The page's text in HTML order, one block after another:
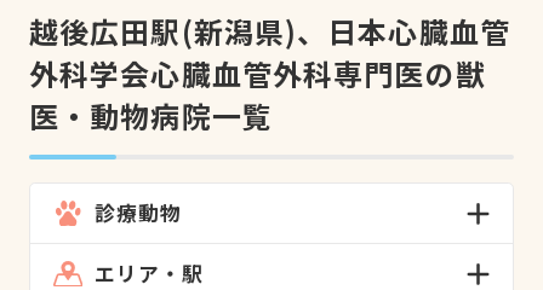
越後広田駅(新潟県)、日本心臓血管
外科学会心臓血管外科専門医の獣
医・動物病院一覧
診療動物
エリア・駅